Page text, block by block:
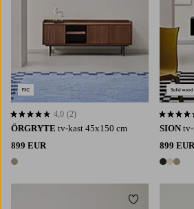
ÖRGRYTE tv-kast 45x150 cm
899 EUR
1 kleur
4,0 op basis van 2 beoordelingen
4,0 (2)
SION
899 EUR
3 kleuren
5,0 op
Toevoegen